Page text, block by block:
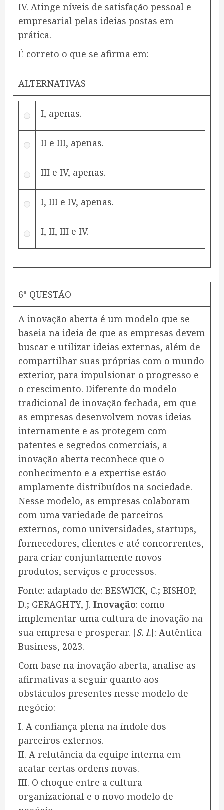
IV. Atinge níveis de satisfação pessoal e
empresarial pelas ideias postas em
prática.
​É correto o que se afirma em:
ALTERNATIVAS
I, apenas.
II e III, apenas.
III e IV, apenas.
I, III e IV, apenas.
I, II, III e IV.
6ª QUESTÃO
A inovação aberta é um modelo que se
baseia na ideia de que as empresas devem
buscar e utilizar ideias externas, além de
compartilhar suas próprias com o mundo
exterior, para impulsionar o progresso e
o crescimento. Diferente do modelo
tradicional de inovação fechada, em que
as empresas desenvolvem novas ideias
internamente e as protegem com
patentes e segredos comerciais, a
inovação aberta reconhece que o
conhecimento e a expertise estão
amplamente distribuídos na sociedade.
Nesse modelo, as empresas colaboram
com uma variedade de parceiros
externos, como universidades, startups,
fornecedores, clientes e até concorrentes,
para criar conjuntamente novos
produtos, serviços e processos.
Fonte: adaptado de: BESWICK, C.; BISHOP,
D.; GERAGHTY, J. Inovação: como
implementar uma cultura de inovação na
sua empresa e prosperar. [S. l.]: Autêntica
Business, 2023.
Com base na inovação aberta, analise as
afirmativas a seguir quanto aos
obstáculos presentes nesse modelo de
negócio:
I. A confiança plena na índole dos
parceiros externos.
II. A relutância da equipe interna em
acatar certas ordens novas.
III. O choque entre a cultura
organizacional e o novo modelo de